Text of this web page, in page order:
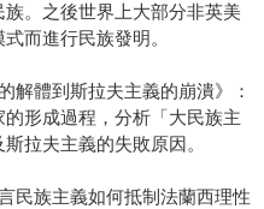
。之後世界上大部分非英美
而進行民族發明。
解體到斯拉夫主義的崩潰》：
形成過程，分析「大民族主
拉夫主義的失敗原因。
民族主義如何抵制法蘭西理性